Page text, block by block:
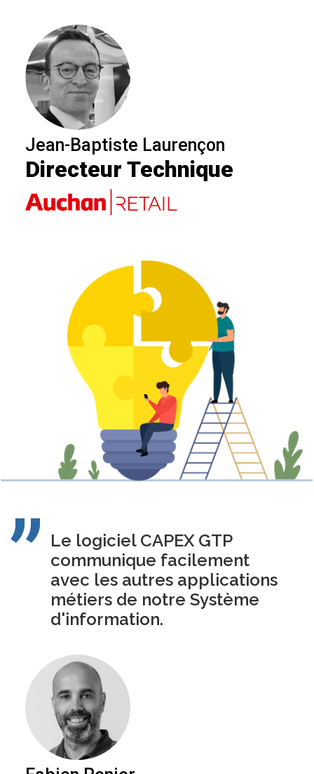
Jean-Baptiste Laurençon
Directeur Technique
Le logiciel CAPEX GTP
communique facilement
avec les autres applications
métiers de notre Système
d'information.